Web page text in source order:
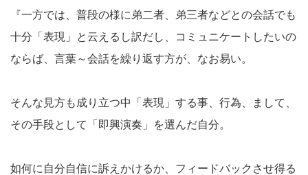
『一方では、普段の様に弟二者、弟三者などとの会話でも
十分「表現」と云えるし訳だし、コミュニケートしたいの
ならば、言葉～会話を繰り返す方が、なお易い。
そんな見方も成り立つ中「表現」する事、行為、まして、
その手段として「即興演奏」を選んだ自分。
如何に自分自信に訴えかけるか、フィードバックさせ得る